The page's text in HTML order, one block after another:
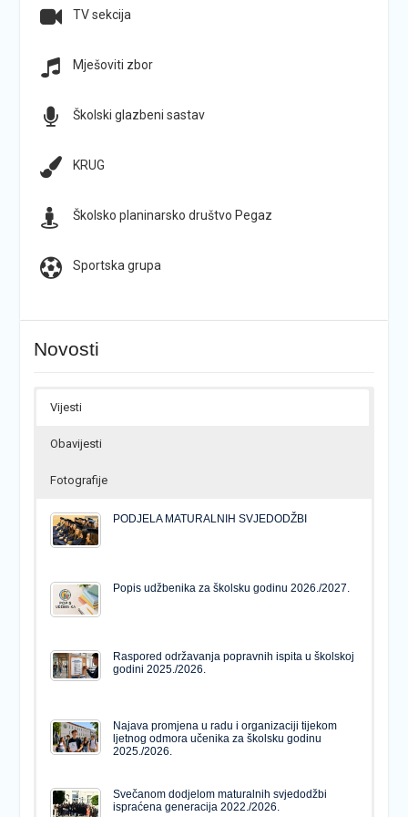
TV sekcija
Mješoviti zbor
Školski glazbeni sastav
KRUG
Školsko planinarsko društvo Pegaz
Sportska grupa
Novosti
Vijesti
Obavijesti
Fotografije
PODJELA MATURALNIH SVJEDODŽBI
Popis udžbenika za školsku godinu 2026./2027.
Raspored održavanja popravnih ispita u školskoj
godini 2025./2026.
Najava promjena u radu i organizaciji tijekom
ljetnog odmora učenika za školsku godinu
2025./2026.
Svečanom dodjelom maturalnih svjedodžbi
ispraćena generacija 2022./2026.